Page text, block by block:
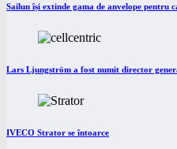
Sailun își extinde gama de anvelope pentru
Lars Ljungström a fost numit director
IVECO Strator se întoarce